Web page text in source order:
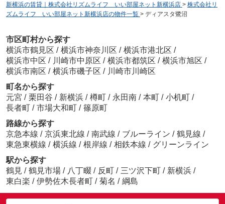
新横浜の賃貸｜株式会社リズムライフ いい部屋ネット新横浜店 > 株式会社リ
ズムライフ いい部屋ネット新横浜店の物件一覧 > ディアスタ鷺沼
市区町村から探す
横浜市鶴見区 / 横浜市神奈川区 / 横浜市港北区 /
横浜市中区 / 川崎市中原区 / 横浜市都筑区 / 横浜市旭区 /
横浜市南区 / 横浜市磯子区 / 川崎市川崎区
町名から探す
元宮 / 栗田谷 / 新横浜 / 樽町 / 永田南 / 本町 / 小机町 /
長者町 / 市場大和町 / 篠原町
路線から探す
京急本線 / 京浜東北線 / 南武線 / ブルーライン / 鶴見線 /
東急東横線 / 横浜線 / 根岸線 / 相鉄本線 / グリーンライン
駅から探す
鶴見 / 鶴見市場 / 八丁畷 / 反町 / 三ツ沢下町 / 新横浜 /
東白楽 / 伊勢佐木長者町 / 菊名 / 綱島